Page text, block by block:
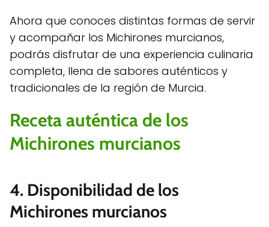
Ahora que conoces distintas formas de servir
y acompañar los Michirones murcianos,
podrás disfrutar de una experiencia culinaria
completa, llena de sabores auténticos y
tradicionales de la región de Murcia.
Receta auténtica de los
Michirones murcianos
4. Disponibilidad de los
Michirones murcianos